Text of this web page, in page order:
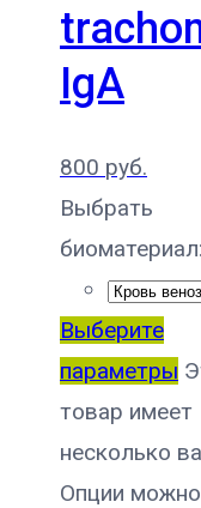
IgA
800 руб.
Выбрать
биоматериал:
Выберите
параметры
товар имеет
несколько
Опции можно